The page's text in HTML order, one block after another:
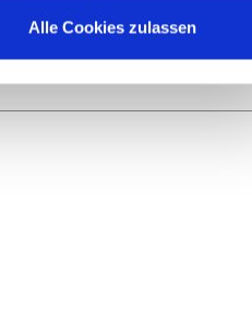
Alle Cookies zulassen